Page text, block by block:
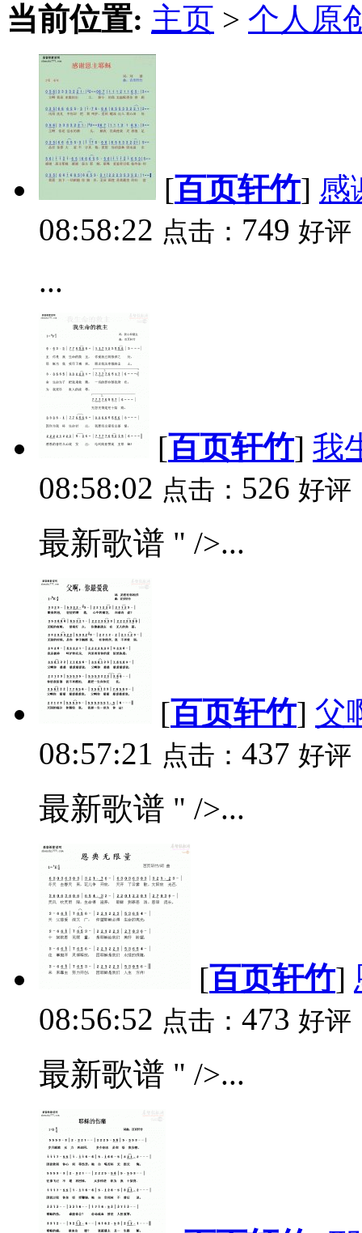
当前位置: 主页 > 个人原
[百页轩竹] 感
08:58:22 点击： 749 好评
...
[百页轩竹] 我
08:58:02 点击： 526 好评
最新歌谱 " />...
[百页轩竹] 父
08:57:21 点击： 437 好评
最新歌谱 " />...
[百页轩竹]
08:56:52 点击： 473 好评
最新歌谱 " />...